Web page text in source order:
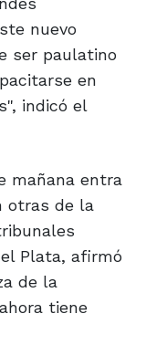
nuevo
ser paulatino
en
indicó el
mañana entra
otras de la
Plata, afirmó
de la
tiene